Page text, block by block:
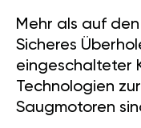
Mehr als auf
Sicheres
eingeschalteter
Technologien
Saugmotoren